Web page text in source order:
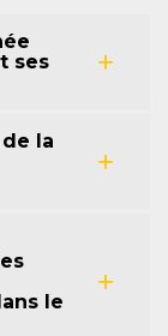
ses
la
le